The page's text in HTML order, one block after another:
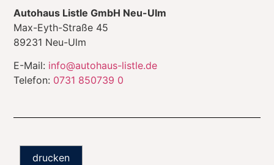
Autohaus Listle GmbH Neu-Ulm
Max-Eyth-Straße 45
89231 Neu-Ulm
E-Mail: info@autohaus-listle.de
Telefon: 0731 850739 0
drucken